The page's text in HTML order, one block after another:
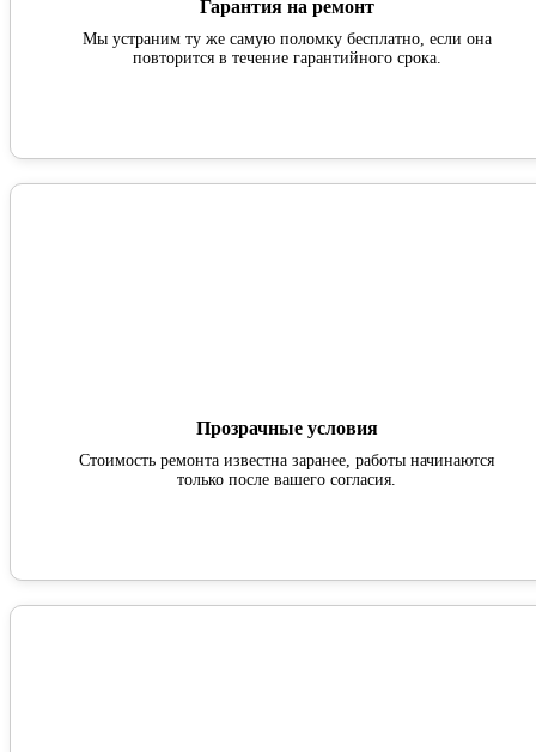
Гарантия на ремонт
Мы устраним ту же самую поломку бесплатно, если она
повторится в течение гарантийного срока.
Прозрачные условия
Стоимость ремонта известна заранее, работы начинаются
только после вашего согласия.